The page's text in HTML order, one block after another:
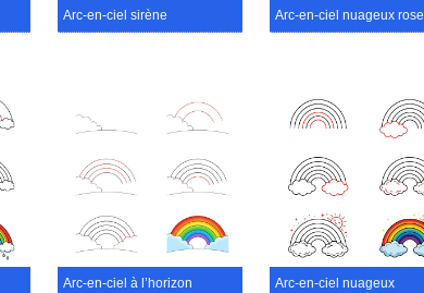
Arc-en-ciel sirène Arc-en-ciel nuageux rose
Arc-en-ciel à l’horizon Arc-en-ciel nuageux